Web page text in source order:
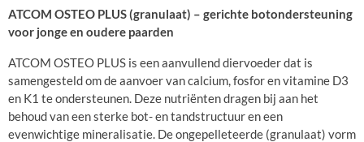
ATCOM OSTEO PLUS (granulaat) – gerichte botondersteuning
voor jonge en oudere paarden
ATCOM OSTEO PLUS is een aanvullend diervoeder dat is
samengesteld om de aanvoer van calcium, fosfor en vitamine D3
en K1 te ondersteunen. Deze nutriënten dragen bij aan het
behoud van een sterke bot- en tandstructuur en een
evenwichtige mineralisatie. De ongepelleteerde (granulaat) vorm